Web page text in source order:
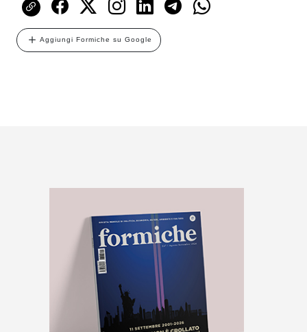
Aggiungi Formiche su Google